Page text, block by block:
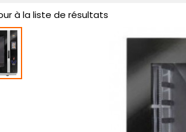
à la liste de résultats